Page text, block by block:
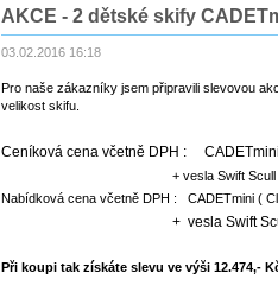
AKCE - 2 dětské skify
03.02.2016 16:18
Pro naše zákazníky jsem připravili slevovou
velikost skifu.
Ceníková cena včetně DPH :
+ vesla Swift Scull
Nabídková cena včetně DPH : CADETmini (
+ vesla Swift Scull
Při koupi tak získáte slevu ve výši 12.474,-